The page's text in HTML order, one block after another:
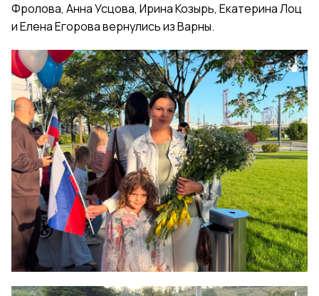
Фролова, Анна Усцова, Ирина Козырь, Екатерина Лоц
и Елена Егорова вернулись из Варны.